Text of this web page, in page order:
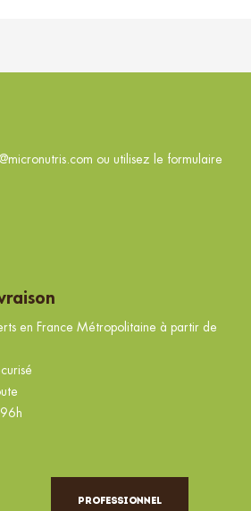
ou utilisez le formulaire
en France Métropolitaine à partir de
96h
Professionnel